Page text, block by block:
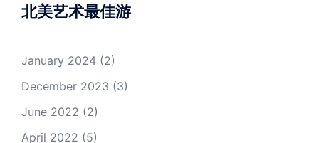
北美艺术最佳游
January 2024 (2)
December 2023 (3)
June 2022 (2)
April 2022 (5)